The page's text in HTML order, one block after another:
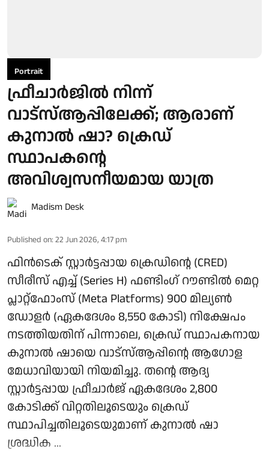
Portrait
ഫ്രീചാര്‍ജില്‍ നിന്ന്
വാട്‌സ്ആപ്പിലേക്ക്; ആരാണ്
കുനാല്‍ ഷാ? ക്രെഡ്
സ്ഥാപകന്റെ
അവിശ്വസനീയമായ യാത്ര
Madism Desk
Published on: 22 Jun 2026, 4:17 pm
ഫിന്‍ടെക് സ്റ്റാര്‍ട്ടപ്പായ ക്രെഡിന്റെ (CRED)
സീരീസ് എച്ച് (Series H) ഫണ്ടിംഗ് റൗണ്ടില്‍ മെറ്റ
പ്ലാറ്റ്ഫോംസ് (Meta Platforms) 900 മില്യണ്‍
ഡോളര്‍ (ഏകദേശം 8,550 കോടി) നിക്ഷേപം
നടത്തിയതിന് പിന്നാലെ, ക്രെഡ് സ്ഥാപകനായ
കുനാല്‍ ഷായെ വാട്‌സ്ആപ്പിന്റെ ആഗോള
മേധാവിയായി നിയമിച്ചു. തന്റെ ആദ്യ
സ്റ്റാര്‍ട്ടപ്പായ ഫ്രീചാര്‍ജ് ഏകദേശം 2,800
കോടിക്ക് വിറ്റതിലൂടെയും ക്രെഡ്
സ്ഥാപിച്ചതിലൂടെയുമാണ് കുനാല്‍ ഷാ
ശ്രദ്ധിക ...